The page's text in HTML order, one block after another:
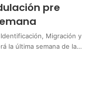
pre
Migración y
la última semana de la…